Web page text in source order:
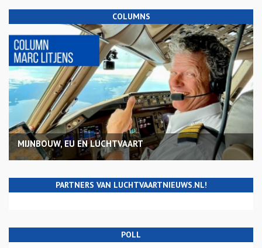
COLUMNS
MIJNBOUW, EU EN LUCHTVAART
PARTNERS VAN LUCHTVAARTNIEUWS.NL!
POLL